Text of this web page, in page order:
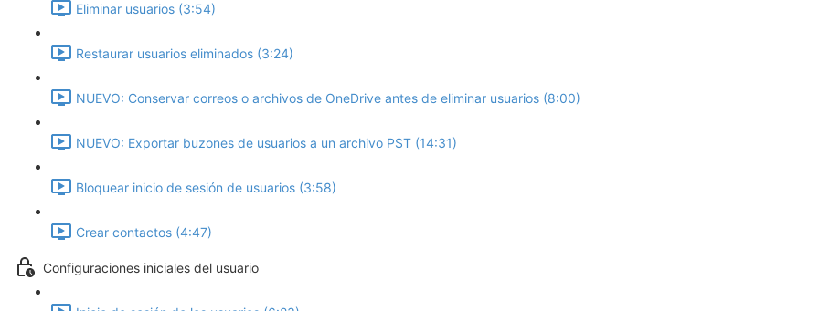
Eliminar usuarios (3:54)
Restaurar usuarios eliminados (3:24)
NUEVO: Conservar correos o archivos de OneDrive antes de eliminar usuarios (8:00)
NUEVO: Exportar buzones de usuarios a un archivo PST (14:31)
Bloquear inicio de sesión de usuarios (3:58)
Crear contactos (4:47)
Configuraciones iniciales del usuario